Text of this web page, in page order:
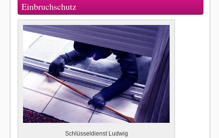
Einbruchschutz
Schlüsseldienst Ludwig